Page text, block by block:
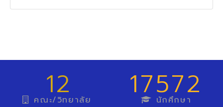
12
คณะ/วิทยาลัย 17572
นักศึกษา